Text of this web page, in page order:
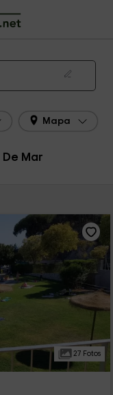
Bungalows y Cabañas
Mapa
Mar
27 Fotos